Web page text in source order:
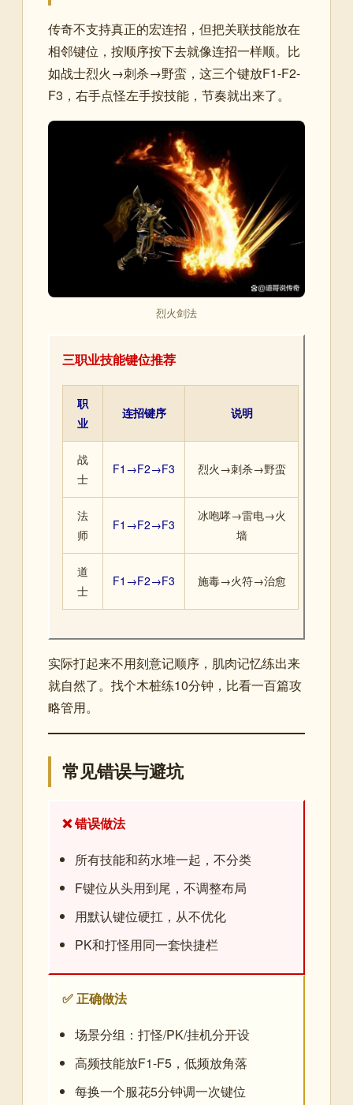
传奇不支持真正的宏连招，但把关联技能放在
相邻键位，按顺序按下去就像连招一样顺。比
如战士烈火→刺杀→野蛮，这三个键放F1-F2-
F3，右手点怪左手按技能，节奏就出来了。
烈火剑法
三职业技能键位推荐
职
业
连招键序 说明
战
士
F1→F2→F3 烈火→刺杀→野蛮
法
师
F1→F2→F3
冰咆哮→雷电→火
墙
道
士
F1→F2→F3 施毒→火符→治愈
实际打起来不用刻意记顺序，肌肉记忆练出来
就自然了。找个木桩练10分钟，比看一百篇攻
略管用。
常见错误与避坑
❌ 错误做法
所有技能和药水堆一起，不分类
F键位从头用到尾，不调整布局
用默认键位硬扛，从不优化
PK和打怪用同一套快捷栏
✅ 正确做法
场景分组：打怪/PK/挂机分开设
高频技能放F1-F5，低频放角落
每换一个服花5分钟调一次键位